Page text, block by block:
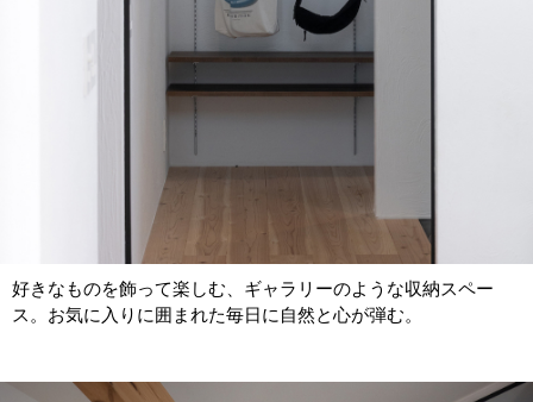
好きなものを飾って楽しむ、ギャラリーのような収納スペー
ス。お気に入りに囲まれた毎日に自然と心が弾む。